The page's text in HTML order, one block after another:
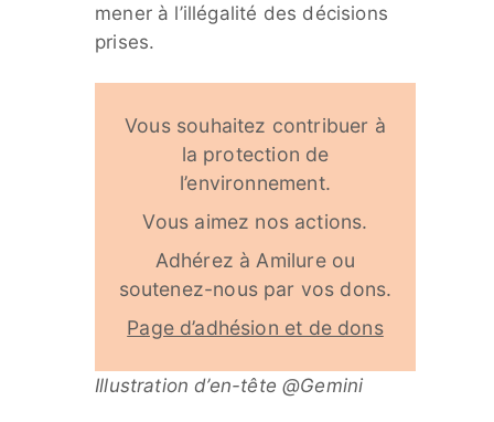
mener à l’illégalité des décisions
prises.
Vous souhaitez contribuer à
la protection de
l’environnement.
Vous aimez nos actions.
Adhérez à Amilure ou
soutenez-nous par vos dons.
Page d’adhésion et de dons
Illustration d’en-tête @Gemini